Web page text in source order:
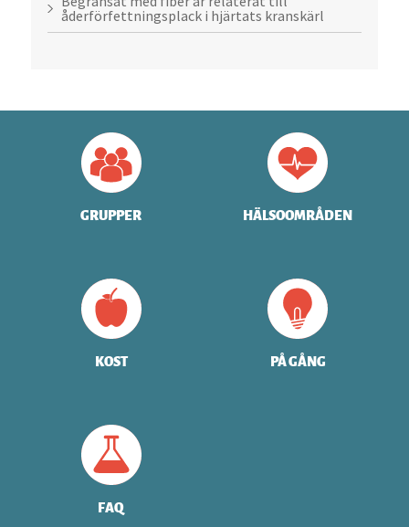
åderförfettningsplack i hjärtats kranskärl
GRUPPER HÄLSOOMRÅDEN
KOST PÅ GÅNG
FAQ